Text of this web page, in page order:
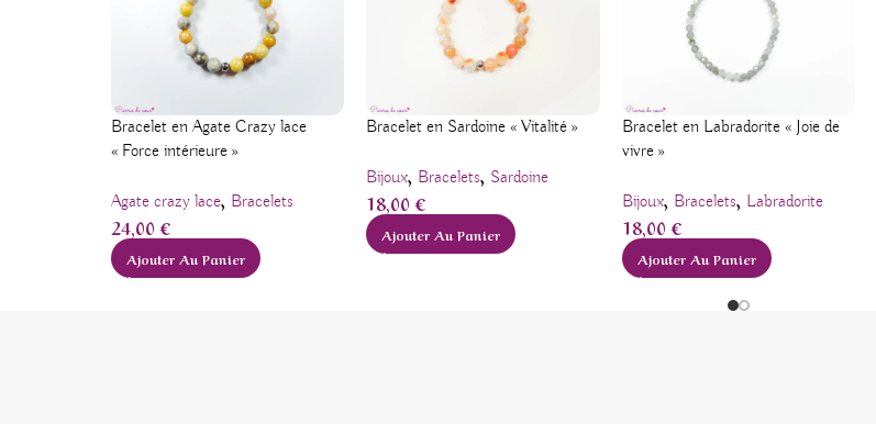
Bracelet en Agate Crazy lace
« Force intérieure »
Agate crazy lace, Bracelets
24,00€
Ajouter Au Panier
Bracelet en Sardoine « Vitalité »
Bijoux, Bracelets, Sardoine
18,00€
Ajouter Au Panier
Bracelet en Labradorite « Joie de
vivre »
Bijoux, Bracelets, Labradorite
18,00€
Ajouter Au Panier